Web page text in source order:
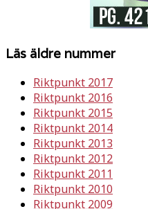
Läs äldre nummer
Riktpunkt 2017
Riktpunkt 2016
Riktpunkt 2015
Riktpunkt 2014
Riktpunkt 2013
Riktpunkt 2012
Riktpunkt 2011
Riktpunkt 2010
Riktpunkt 2009